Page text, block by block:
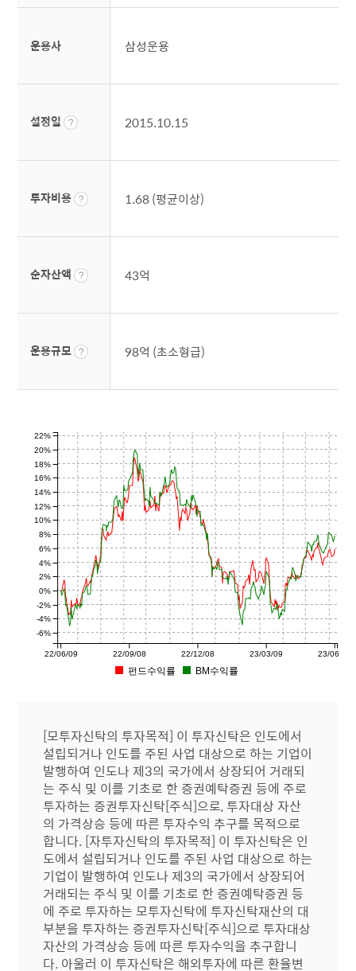
운용사 삼성운용
설정일 2015.10.15
투자비용 1.68 (평균이상)
순자산액 43억
운용규모 98억 (초소형급)
22/06/09 22/09/08 22/12/08 23/03/09 23/06/09
-6%
-4%
-2%
0%
2%
4%
6%
8%
10%
12%
14%
16%
18%
20%
22%
펀드수익률 BM수익률
[모투자신탁의 투자목적] 이 투자신탁은 인도에서
설립되거나 인도를 주된 사업 대상으로 하는 기업이
발행하여 인도나 제3의 국가에서 상장되어 거래되
는 주식 및 이를 기초로 한 증권예탁증권 등에 주로
투자하는 증권투자신탁[주식]으로, 투자대상 자산
의 가격상승 등에 따른 투자수익 추구를 목적으로
합니다. [자투자신탁의 투자목적] 이 투자신탁은 인
도에서 설립되거나 인도를 주된 사업 대상으로 하는
기업이 발행하여 인도나 제3의 국가에서 상장되어
거래되는 주식 및 이를 기초로 한 증권예탁증권 등
에 주로 투자하는 모투자신탁에 투자신탁재산의 대
부분을 투자하는 증권투자신탁[주식]으로 투자대상
자산의 가격상승 등에 따른 투자수익을 추구합니
다. 아울러 이 투자신탁은 해외투자에 따른 환율변